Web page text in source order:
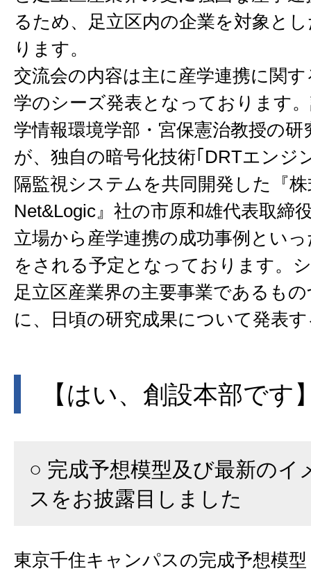
るため、足立区内の企業を対象と
ります。
交流会の内容は主に産学連携に関
学のシーズ発表となっております
学情報環境学部・宮保憲治教授の研
が、独自の暗号化技術｢DRTエンジ
隔監視システムを共同開発した『
Net&Logic』社の市原和雄代表取締
立場から産学連携の成功事例とい
をされる予定となっております。
足立区産業界の主要事業であるも
に、日頃の研究成果について発表
【はい、創設本部です
○ 完成予想模型及び最新のイ
スをお披露目しました
東京千住キャンパスの完成予想模